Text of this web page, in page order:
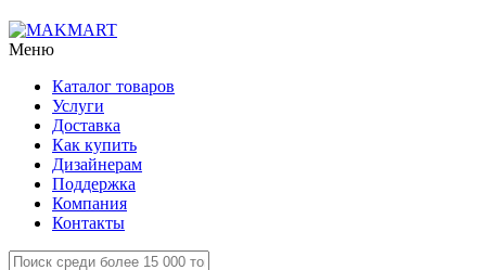
Меню
Каталог товаров
Услуги
Доставка
Как купить
Дизайнерам
Поддержка
Компания
Контакты